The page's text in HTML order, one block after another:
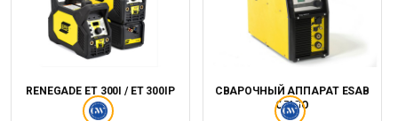
RENEGADE ET 300I / ET 300IP
СВАРОЧНЫЙ АППАРАТ ESAB
ORIGO